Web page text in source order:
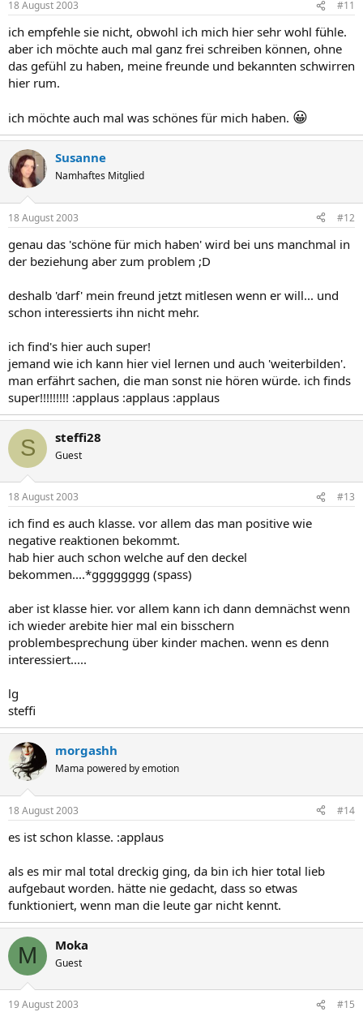
18 August 2003 #11
ich empfehle sie nicht, obwohl ich mich hier sehr wohl fühle.
aber ich möchte auch mal ganz frei schreiben können, ohne
das gefühl zu haben, meine freunde und bekannten schwirren
hier rum.
ich möchte auch mal was schönes für mich haben. 😀
Susanne
Namhaftes Mitglied
18 August 2003 #12
genau das 'schöne für mich haben' wird bei uns manchmal in
der beziehung aber zum problem ;D
deshalb 'darf' mein freund jetzt mitlesen wenn er will... und
schon interessierts ihn nicht mehr.
ich find's hier auch super!
jemand wie ich kann hier viel lernen und auch 'weiterbilden'.
man erfährt sachen, die man sonst nie hören würde. ich finds
super!!!!!!!!! :applaus :applaus :applaus
S steffi28
Guest
18 August 2003 #13
ich find es auch klasse. vor allem das man positive wie
negative reaktionen bekommt.
hab hier auch schon welche auf den deckel
bekommen....*gggggggg (spass)
aber ist klasse hier. vor allem kann ich dann demnächst wenn
ich wieder arebite hier mal ein bisschern
problembesprechung über kinder machen. wenn es denn
interessiert.....
lg
steffi
morgashh
Mama powered by emotion
18 August 2003 #14
es ist schon klasse. :applaus
als es mir mal total dreckig ging, da bin ich hier total lieb
aufgebaut worden. hätte nie gedacht, dass so etwas
funktioniert, wenn man die leute gar nicht kennt.
M Moka
Guest
19 August 2003 #15